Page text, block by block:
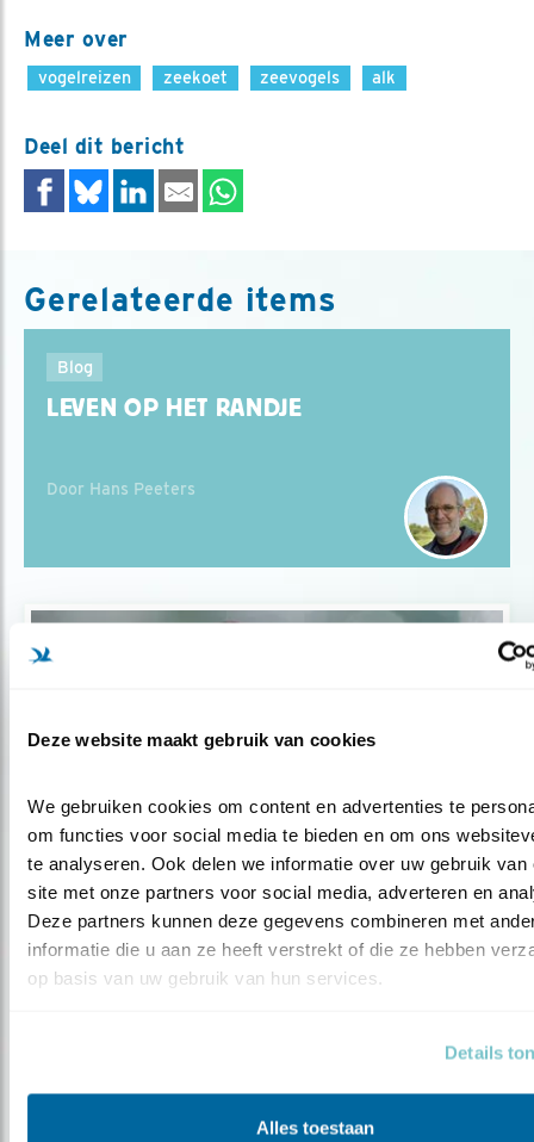
Deze website maakt gebruik van cookies
We gebruiken cookies om content en advertenties te
om functies voor social media te bieden en om ons
te analyseren. Ook delen we informatie over uw gebruik van
site met onze partners voor social media, adverteren en
Deze partners kunnen deze gegevens combineren met
informatie die u aan ze heeft verstrekt of die ze hebben
op basis van uw gebruik van hun services.
Details
Alles toestaan
Meer over
vogelreizen zeekoet zeevogels alk
Deel dit bericht
Gerelateerde items
Blog
LEVEN OP HET RANDJE
Door Hans Peeters
Nieuws
Bruine Bank Natura 2000-gebied